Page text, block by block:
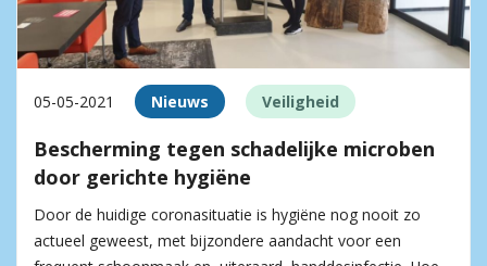
05-05-2021 Nieuws Veiligheid
Bescherming tegen schadelijke microben
door gerichte hygiëne
Door de huidige coronasituatie is hygiëne nog nooit zo
actueel geweest, met bijzondere aandacht voor een